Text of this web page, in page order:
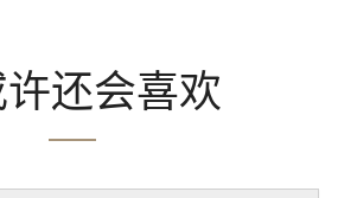
还会喜欢